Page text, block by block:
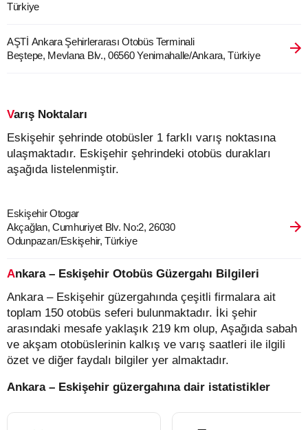
Türkiye
AŞTİ Ankara Şehirlerarası Otobüs Terminali
Beştepe, Mevlana Blv., 06560 Yenimahalle/Ankara, Türkiye
Varış Noktaları
Eskişehir şehrinde otobüsler 1 farklı varış noktasına
ulaşmaktadır. Eskişehir şehrindeki otobüs durakları
aşağıda listelenmiştir.
Eskişehir Otogar
Akçağlan, Cumhuriyet Blv. No:2, 26030
Odunpazarı/Eskişehir, Türkiye
Ankara – Eskişehir Otobüs Güzergahı Bilgileri
Ankara – Eskişehir güzergahında çeşitli firmalara ait
toplam 150 otobüs seferi bulunmaktadır. İki şehir
arasındaki mesafe yaklaşık 219 km olup, Aşağıda sabah
ve akşam otobüslerinin kalkış ve varış saatleri ile ilgili
özet ve diğer faydalı bilgiler yer almaktadır.
Ankara – Eskişehir güzergahına dair istatistikler